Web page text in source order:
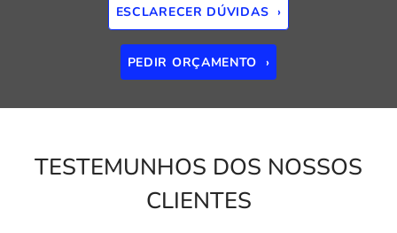
ESCLARECER DÚVIDAS ›
PEDIR ORÇAMENTO ›
TESTEMUNHOS DOS NOSSOS
CLIENTES